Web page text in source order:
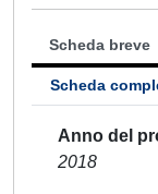
Scheda breve
Scheda
Anno del
2018